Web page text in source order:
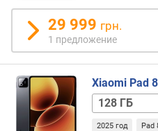
)
P
P
I
(
p
p
i
29 999 грн.
1 предложение
Xiaomi Pad 8
256 ГБ
/
2025 год Pad